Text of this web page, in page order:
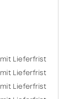
mit Lieferfrist
mit Lieferfrist
mit Lieferfrist